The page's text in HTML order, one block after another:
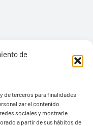
de
de terceros para finalidades
el contenido
sociales y mostrarle
a partir de sus hábitos de